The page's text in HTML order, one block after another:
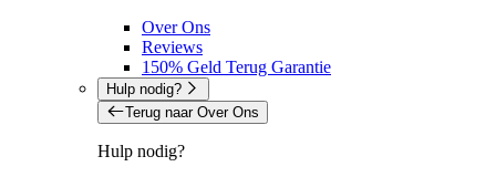
Over Ons
Reviews
150% Geld Terug Garantie
Hulp nodig?
Terug naar Over Ons
Hulp nodig?